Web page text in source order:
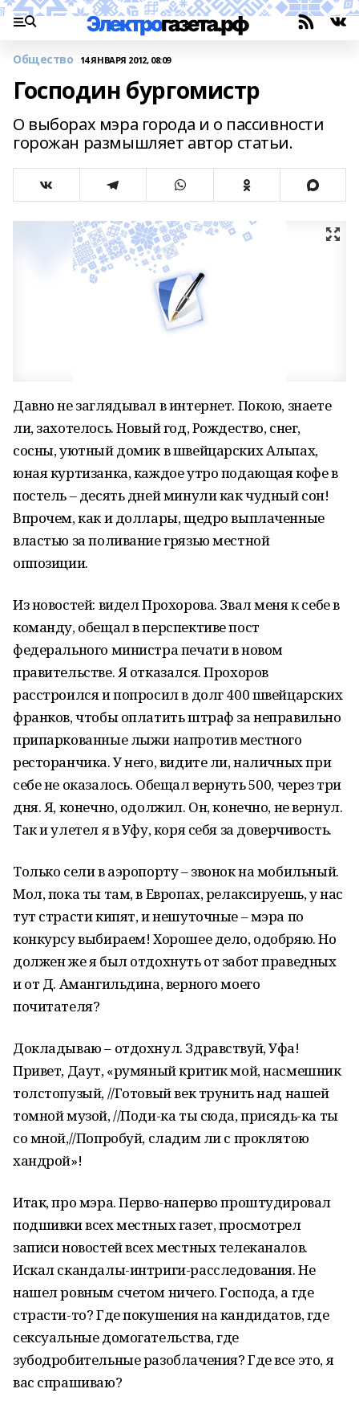
Общество 14 ЯНВАРЯ 2012, 08:09
Господин бургомистр
О выборах мэра города и о пассивности
горожан размышляет автор статьи.
Давно не заглядывал в интернет. Покою, знаете
ли, захотелось. Новый год, Рождество, снег,
сосны, уютный домик в швейцарских Альпах,
юная куртизанка, каждое утро подающая кофе в
постель – десять дней минули как чудный сон!
Впрочем, как и доллары, щедро выплаченные
властью за поливание грязью местной
оппозиции.
Из новостей: видел Прохорова. Звал меня к себе в
команду, обещал в перспективе пост
федерального министра печати в новом
правительстве. Я отказался. Прохоров
расстроился и попросил в долг 400 швейцарских
франков, чтобы оплатить штраф за неправильно
припаркованные лыжи напротив местного
ресторанчика. У него, видите ли, наличных при
себе не оказалось. Обещал вернуть 500, через три
дня. Я, конечно, одолжил. Он, конечно, не вернул.
Так и улетел я в Уфу, коря себя за доверчивость.
Только сели в аэропорту – звонок на мобильный.
Мол, пока ты там, в Европах, релаксируешь, у нас
тут страсти кипят, и нешуточные – мэра по
конкурсу выбираем! Хорошее дело, одобряю. Но
должен же я был отдохнуть от забот праведных
и от Д. Амангильдина, верного моего
почитателя?
Докладываю – отдохнул. Здравствуй, Уфа!
Привет, Даут, «румяный критик мой, насмешник
толстопузый, //Готовый век трунить над нашей
томной музой, //Поди-ка ты сюда, присядь-ка ты
со мной,//Попробуй, сладим ли с проклятою
хандрой»!
Итак, про мэра. Перво-наперво проштудировал
подшивки всех местных газет, просмотрел
записи новостей всех местных телеканалов.
Искал скандалы-интриги-расследования. Не
нашел ровным счетом ничего. Господа, а где
страсти-то? Где покушения на кандидатов, где
сексуальные домогательства, где
зубодробительные разоблачения? Где все это, я
вас спрашиваю?